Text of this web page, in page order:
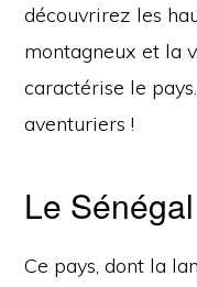
découvrirez les
montagneux et la
caractérise le
aventuriers !
Le Sénégal
Ce pays, dont la